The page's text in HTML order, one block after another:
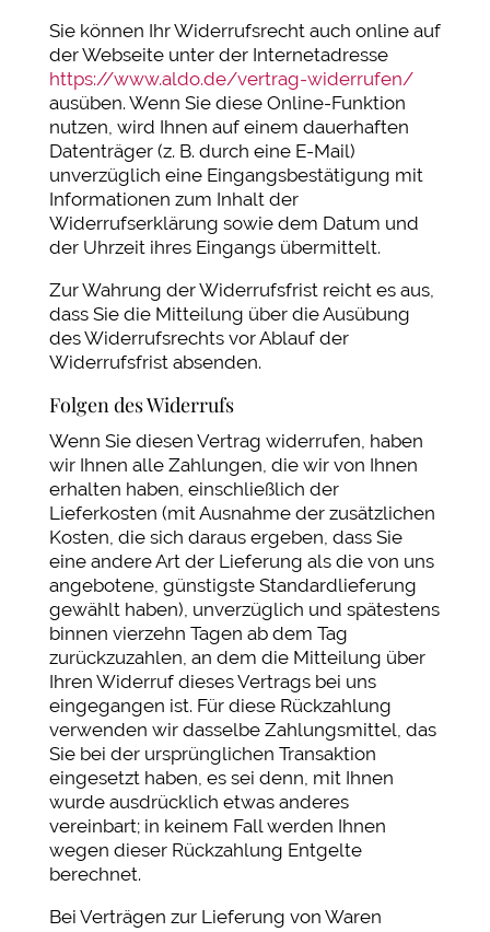
Sie können Ihr Widerrufsrecht auch online auf
der Webseite unter der Internetadresse
https://www.aldo.de/vertrag-widerrufen/
ausüben. Wenn Sie diese Online-Funktion
nutzen, wird Ihnen auf einem dauerhaften
Datenträger (z. B. durch eine E-Mail)
unverzüglich eine Eingangsbestätigung mit
Informationen zum Inhalt der
Widerrufserklärung sowie dem Datum und
der Uhrzeit ihres Eingangs übermittelt.
Zur Wahrung der Widerrufsfrist reicht es aus,
dass Sie die Mitteilung über die Ausübung
des Widerrufsrechts vor Ablauf der
Widerrufsfrist absenden.
Folgen des Widerrufs
Wenn Sie diesen Vertrag widerrufen, haben
wir Ihnen alle Zahlungen, die wir von Ihnen
erhalten haben, einschließlich der
Lieferkosten (mit Ausnahme der zusätzlichen
Kosten, die sich daraus ergeben, dass Sie
eine andere Art der Lieferung als die von uns
angebotene, günstigste Standardlieferung
gewählt haben), unverzüglich und spätestens
binnen vierzehn Tagen ab dem Tag
zurückzuzahlen, an dem die Mitteilung über
Ihren Widerruf dieses Vertrags bei uns
eingegangen ist. Für diese Rückzahlung
verwenden wir dasselbe Zahlungsmittel, das
Sie bei der ursprünglichen Transaktion
eingesetzt haben, es sei denn, mit Ihnen
wurde ausdrücklich etwas anderes
vereinbart; in keinem Fall werden Ihnen
wegen dieser Rückzahlung Entgelte
berechnet.
Bei Verträgen zur Lieferung von Waren